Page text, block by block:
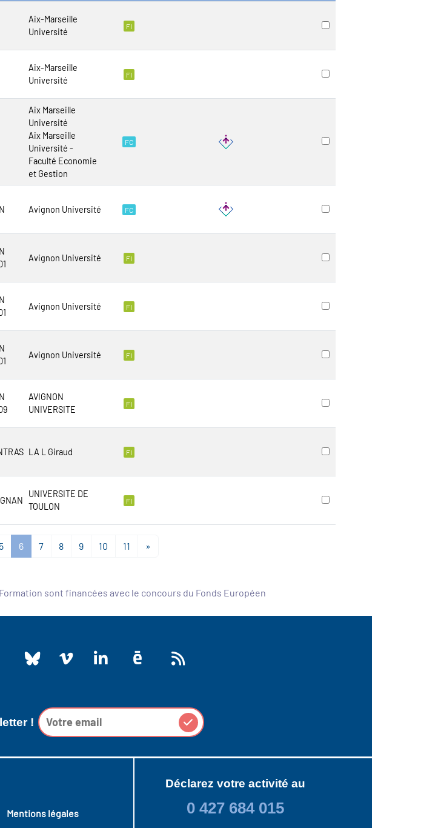
Aix-Marseille
Université
FI
Aix-Marseille
Université
FI
Aix Marseille
Université
Aix Marseille
Université -
Faculté Economie
et Gestion
FC
Avignon Université FC
Avignon Université FI
Avignon Université FI
Avignon Université FI
AVIGNON
UNIVERSITE
FI
LA L Giraud FI
UNIVERSITE DE
TOULON
FI
5 6 7 8 9 10 11 »
sont financées avec le concours du Fonds Européen
!
Mentions légales
Déclarez votre activité au
0 427 684 015